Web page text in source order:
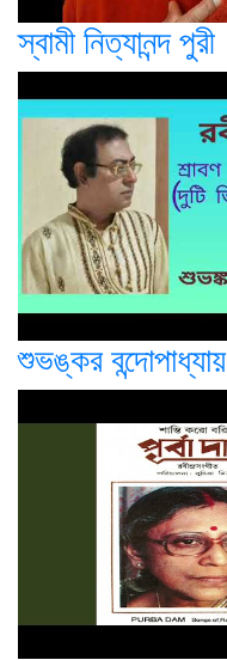
স্বামী নিত্যানন্দ পুরী
শুভঙ্কর বন্দোপাধ্যায়